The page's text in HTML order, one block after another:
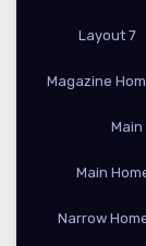
Layout 7
Magazine
Main
Narrow